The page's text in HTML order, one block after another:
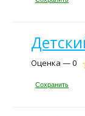
Оценка — 0
Сохранить